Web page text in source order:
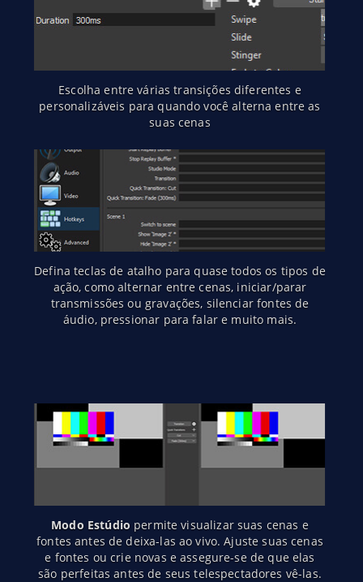
Escolha entre várias transições diferentes e
personalizáveis para quando você alterna entre as
suas cenas
Defina teclas de atalho para quase todos os tipos de
ação, como alternar entre cenas, iniciar/parar
transmissões ou gravações, silenciar fontes de
áudio, pressionar para falar e muito mais.
Modo Estúdio permite visualizar suas cenas e
fontes antes de deixa-las ao vivo. Ajuste suas cenas
e fontes ou crie novas e assegure-se de que elas
são perfeitas antes de seus telespectadores vê-las.